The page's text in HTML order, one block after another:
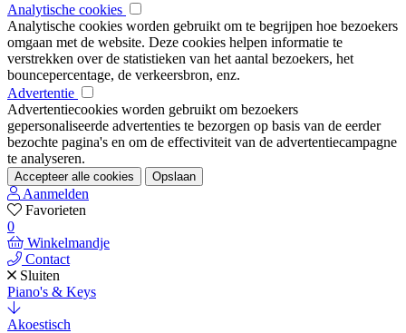
Analytische cookies
Analytische cookies worden gebruikt om te begrijpen hoe bezoekers
omgaan met de website. Deze cookies helpen informatie te
verstrekken over de statistieken van het aantal bezoekers, het
bouncepercentage, de verkeersbron, enz.
Advertentie
Advertentiecookies worden gebruikt om bezoekers
gepersonaliseerde advertenties te bezorgen op basis van de eerder
bezochte pagina's en om de effectiviteit van de advertentiecampagne
te analyseren.
Accepteer alle cookies Opslaan
Aanmelden
Favorieten
0
Winkelmandje
Contact
Sluiten
Piano's & Keys
Akoestisch